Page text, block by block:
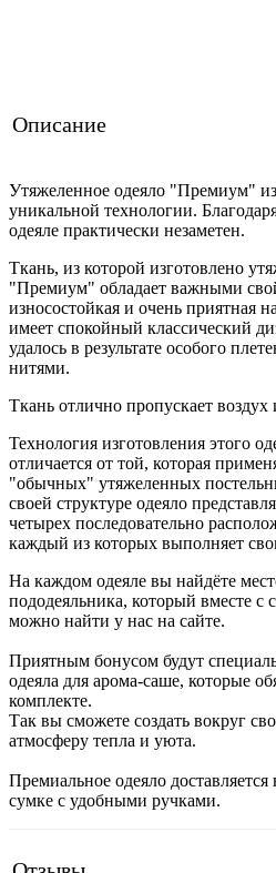
Описание
Утяжеленное одеяло "Премиум"
уникальной технологии.
одеяле практически незаметен.
Ткань, из которой изготовлено
"Премиум" обладает важными
износостойкая и очень приятная
имеет спокойный классический
удалось в результате особого
нитями.
Ткань отлично пропускает воздух
Технология изготовления этого
отличается от той, которая
"обычных" утяжеленных
своей структуре одеяло
четырех последовательно
каждый из которых выполняет
На каждом одеяле вы найдёте
пододеяльника, который вместе
можно найти у нас на сайте.
Приятным бонусом будут
одеяла для арома-саше, которые
комплекте.
Так вы сможете создать вокруг
атмосферу тепла и уюта.
Премиальное одеяло
сумке с удобными ручками.